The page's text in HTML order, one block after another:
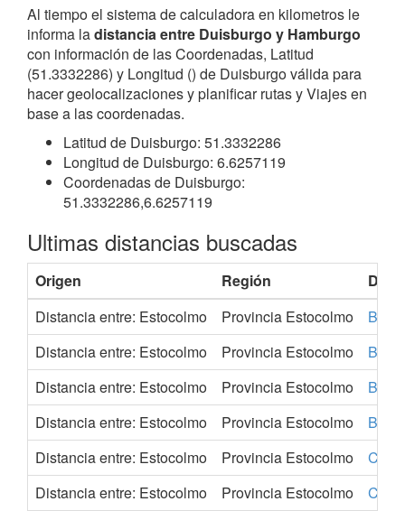
Al tiempo el sistema de calculadora en kilometros le
informa ladistancia entre Duisburgo y Hamburgo
con información de las Coordenadas, Latitud
(51.3332286) y Longitud () de Duisburgo válida para
hacer geolocalizaciones y planificar rutas y Viajes en
base a las coordenadas.
Latitud de Duisburgo: 51.3332286
Longitud de Duisburgo: 6.6257119
Coordenadas de Duisburgo:
51.3332286,6.6257119
Ultimas distancias buscadas
Origen Región
Distancia entre: Estocolmo
Provincia Estocolmo
Distancia entre: Estocolmo
Provincia Estocolmo
Distancia entre: Estocolmo
Provincia Estocolmo
Distancia entre: Estocolmo
Provincia Estocolmo
Distancia entre: Estocolmo
Provincia Estocolmo
Distancia entre: Estocolmo
Provincia Estocolmo